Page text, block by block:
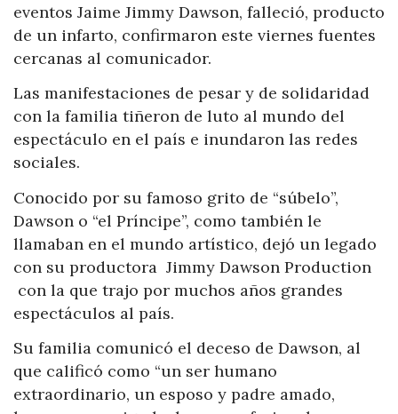
eventos Jaime Jimmy Dawson, falleció, producto
de un infarto, confirmaron este viernes fuentes
cercanas al comunicador.
Las manifestaciones de pesar y de solidaridad
con la familia tiñeron de luto al mundo del
espectáculo en el país e inundaron las redes
sociales.
Conocido por su famoso grito de “súbelo”,
Dawson o “el Príncipe”, como también le
llamaban en el mundo artístico, dejó un legado
con su productora Jimmy Dawson Production
con la que trajo por muchos años grandes
espectáculos al país.
Su familia comunicó el deceso de Dawson, al
que calificó como “un ser humano
extraordinario, un esposo y padre amado,